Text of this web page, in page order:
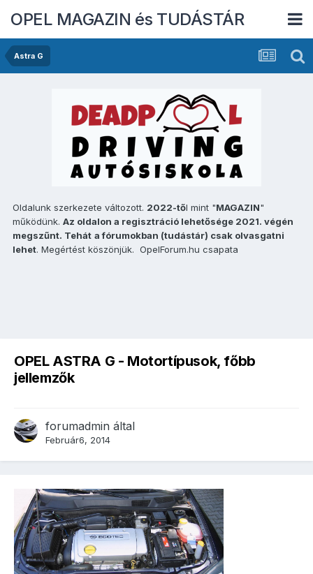
OPEL MAGAZIN és TUDÁSTÁR
Astra G
Oldalunk szerkezete változott. 2022-től mint "MAGAZIN"
működünk. Az oldalon a regisztráció lehetősége 2021. végén
megszűnt. Tehát a fórumokban (tudástár) csak olvasgatni
lehet. Megértést köszönjük. OpelForum.hu csapata
OPEL ASTRA G - Motortípusok, főbb
jellemzők
forumadmin által
Február6, 2014